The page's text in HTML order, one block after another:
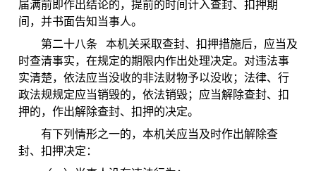
届满前即作出结论的，提前的时间计入查封、扣押期
间，并书面告知当事人。
第二十八条 本机关采取查封、扣押措施后，应当及
时查清事实，在规定的期限内作出处理决定。对违法事
实清楚，依法应当没收的非法财物予以没收；法律、行
政法规规定应当销毁的，依法销毁；应当解除查封、扣
押的，作出解除查封、扣押的决定。
有下列情形之一的，本机关应当及时作出解除查
封、扣押决定：